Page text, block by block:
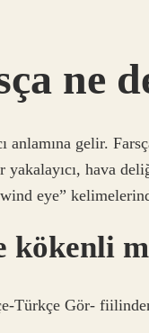
ne
anlamına gelir.
hava
eye”
kökenli
Türkçe Gör-